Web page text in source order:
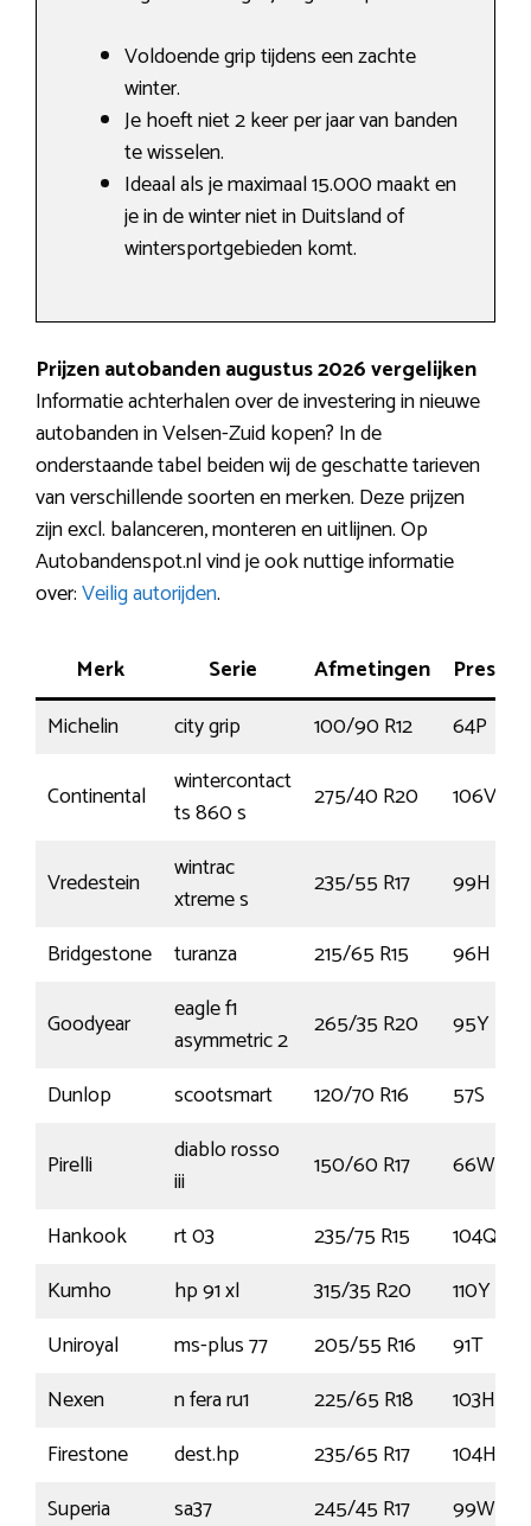
Voldoende grip tijdens een zachte
winter.
Je hoeft niet 2 keer per jaar van banden
te wisselen.
Ideaal als je maximaal 15.000 maakt en
je in de winter niet in Duitsland of
wintersportgebieden komt.
Prijzen autobanden augustus 2026 vergelijken
Informatie achterhalen over de investering in nieuwe
autobanden in Velsen-Zuid kopen? In de
onderstaande tabel beiden wij de geschatte tarieven
van verschillende soorten en merken. Deze prijzen
zijn excl. balanceren, monteren en uitlijnen. Op
Autobandenspot.nl vind je ook nuttige informatie
over:Veilig autorijden.
Merk Serie Afmetingen
Michelin
city grip 100/90 R12
64P
Continental
wintercontact
ts 860 s
275/40 R20 106V
Vredestein
wintrac
xtreme s
235/55 R17
99H
Bridgestone
turanza 215/65 R15
96H
Goodyear
eagle f1
asymmetric 2
265/35 R20
95Y
Dunlop
scootsmart 120/70 R16
57S
Pirelli
diablo rosso
iii
150/60 R17
66W
Hankook
rt 03 235/75 R15
104Q
Kumho
hp 91 xl 315/35 R20
110Y
Uniroyal
ms-plus 77 205/55 R16
91T
Nexen
n fera ru1 225/65 R18
103H
Firestone
dest.hp 235/65 R17
104H
Superia
sa37 245/45 R17
99W